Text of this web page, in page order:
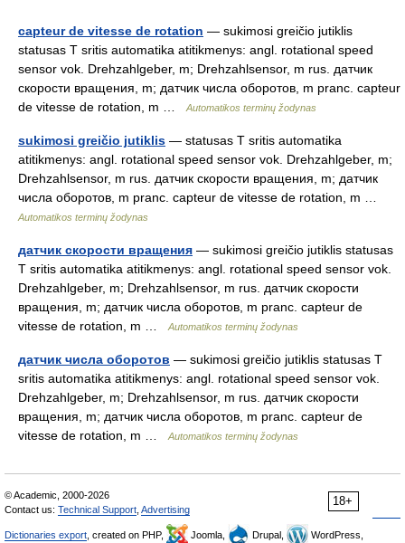
capteur de vitesse de rotation — sukimosi greičio jutiklis
statusas T sritis automatika atitikmenys: angl. rotational speed
sensor vok. Drehzahlgeber, m; Drehzahlsensor, m rus. датчик
скорости вращения, m; датчик числа оборотов, m pranc. capteur
de vitesse de rotation, m …
Automatikos terminų žodynas
sukimosi greičio jutiklis — statusas T sritis automatika
atitikmenys: angl. rotational speed sensor vok. Drehzahlgeber, m;
Drehzahlsensor, m rus. датчик скорости вращения, m; датчик
числа оборотов, m pranc. capteur de vitesse de rotation, m …
Automatikos terminų žodynas
датчик скорости вращения — sukimosi greičio jutiklis statusas
T sritis automatika atitikmenys: angl. rotational speed sensor vok.
Drehzahlgeber, m; Drehzahlsensor, m rus. датчик скорости
вращения, m; датчик числа оборотов, m pranc. capteur de
vitesse de rotation, m …
Automatikos terminų žodynas
датчик числа оборотов — sukimosi greičio jutiklis statusas T
sritis automatika atitikmenys: angl. rotational speed sensor vok.
Drehzahlgeber, m; Drehzahlsensor, m rus. датчик скорости
вращения, m; датчик числа оборотов, m pranc. capteur de
vitesse de rotation, m …
Automatikos terminų žodynas
18+
© Academic, 2000-2026
Contact us: Technical Support Advertising
Dictionaries export , created on PHP, Joomla, Drupal, WordPress,